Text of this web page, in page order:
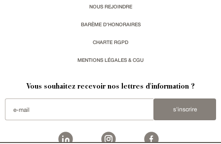
NOUS REJOINDRE
BARÈME D'HONORAIRES
CHARTE RGPD
MENTIONS LÉGALES & CGU
Vous souhaitez recevoir nos lettres d'information ?
s'inscrire